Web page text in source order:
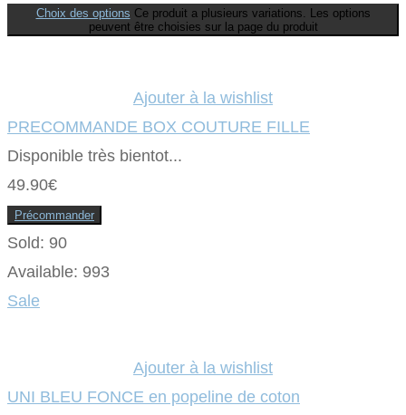
Choix des options Ce produit a plusieurs variations. Les options
peuvent être choisies sur la page du produit
Ajouter à la wishlist
PRECOMMANDE BOX COUTURE FILLE
Disponible très bientot...
49.90€
Précommander
Sold: 90
Available: 993
Sale
Ajouter à la wishlist
UNI BLEU FONCE en popeline de coton